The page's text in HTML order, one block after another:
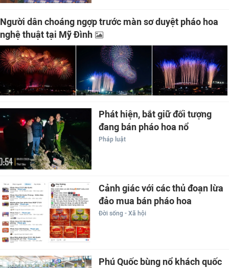
Người dân choáng ngợp trước màn sơ duyệt pháo hoa
nghệ thuật tại Mỹ Đình
Phát hiện, bắt giữ đối tượng
đang bán pháo hoa nổ
Pháp luật
Cảnh giác với các thủ đoạn lừa
đảo mua bán pháo hoa
Đời sống - Xã hội
Phú Quốc bùng nổ khách quốc